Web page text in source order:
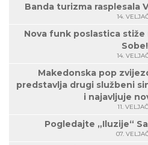
Banda turizma rasplesala
14.
Nova funk poslastica stiže
Sobe!
14.
Makedonska pop
predstavlja drugi službeni
i najavljuje
11.
Pogledajte „Iluzije“
07.